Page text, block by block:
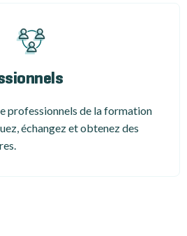
professionnels de la formation
échangez et obtenez des